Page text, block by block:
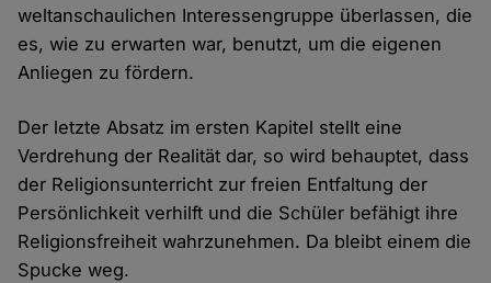
weltanschaulichen Interessengruppe überlassen, die
es, wie zu erwarten war, benutzt, um die eigenen
Anliegen zu fördern.
Der letzte Absatz im ersten Kapitel stellt eine
Verdrehung der Realität dar, so wird behauptet, dass
der Religionsunterricht zur freien Entfaltung der
Persönlichkeit verhilft und die Schüler befähigt ihre
Religionsfreiheit wahrzunehmen. Da bleibt einem die
Spucke weg.